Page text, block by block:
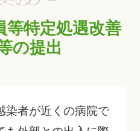
等特定処遇改善
の提出
染者が近くの病院で